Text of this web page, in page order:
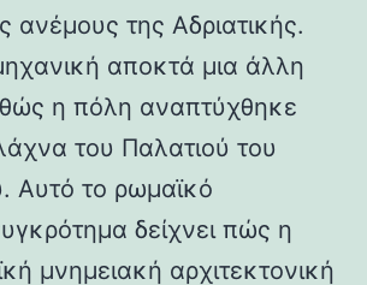
ανέμους της Αδριατικής.
αποκτά μια άλλη
η πόλη αναπτύχθηκε
του Παλατιού του
Αυτό το ρωμαϊκό
δείχνει πώς η
μνημειακή αρχιτεκτονική